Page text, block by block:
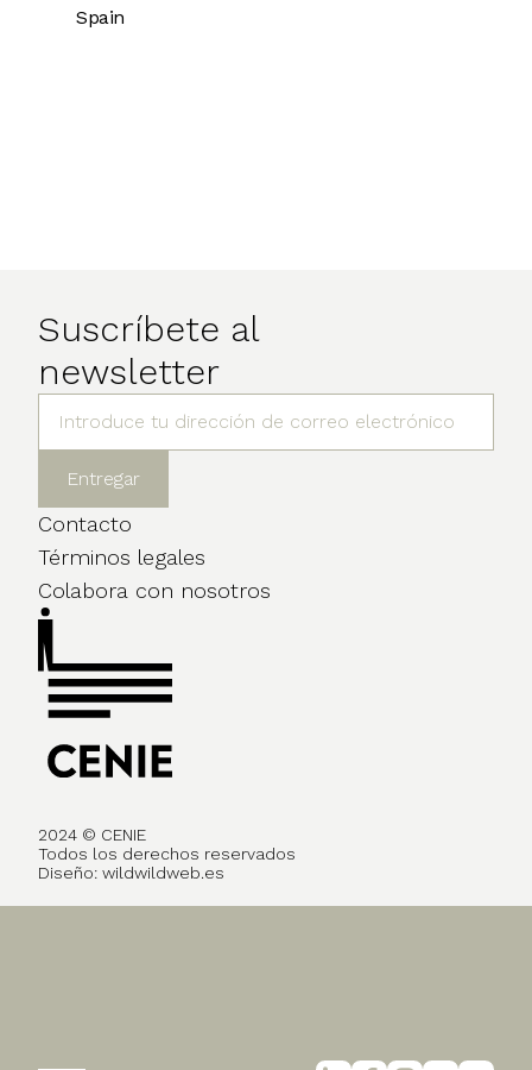
Spain
Suscríbete al
newsletter
Contacto
Términos legales
Colabora con nosotros
2024 © CENIE
Todos los derechos reservados
Diseño: wildwildweb.es